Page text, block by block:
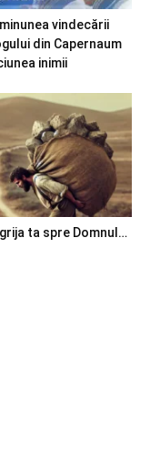
vindecării
din Capernaum
inimii
ta spre Domnul…